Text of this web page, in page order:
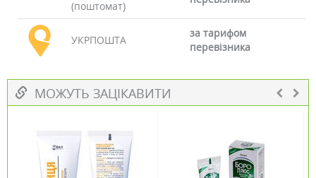
(поштомат)
УКРПОШТА
за тарифом
перевізника
МОЖУТЬ ЗАЦІКАВИТИ